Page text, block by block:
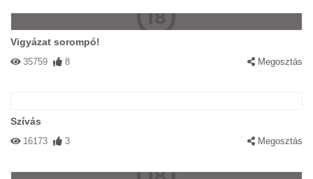
Vigyázat sorompó!
35759 8 Megosztás
Szívás
16173 3 Megosztás